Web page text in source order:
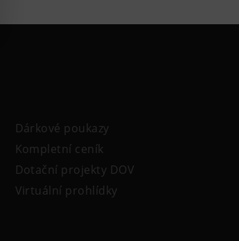
Dárkové poukazy
Kompletní ceník
Dotační projekty DOV
Virtuální prohlídky